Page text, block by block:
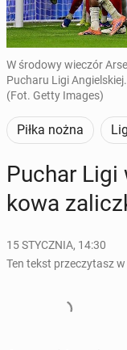
W środowy wieczór
Pucharu Ligi
(Fot. Getty Images)
Piłka nożna
Puchar
ko­wa
15 STYCZNIA, 14:30
Ten tekst przeczytasz